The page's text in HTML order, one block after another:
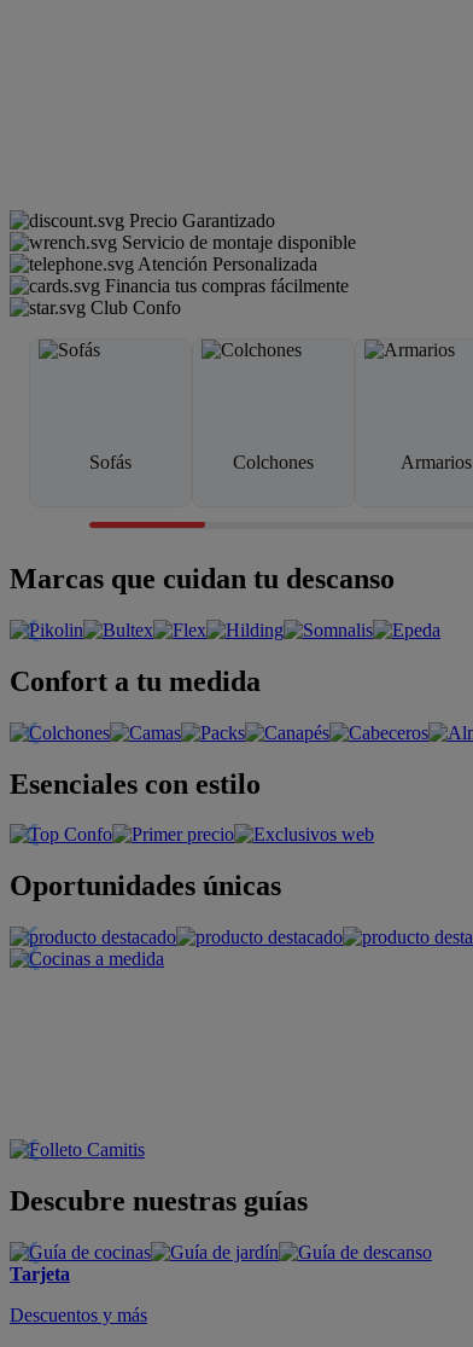
Precio Garantizado
Servicio de montaje disponible
Atención Personalizada
Financia tus compras fácilmente
Club Confo
Sofás Colchones Armarios
Marcas que cuidan tu descanso
Confort a tu medida
Esenciales con estilo
Oportunidades únicas
Descubre nuestras guías
Tarjeta
Descuentos y más